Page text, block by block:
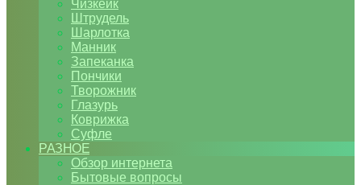
Чизкейк
Штрудель
Шарлотка
Манник
Запеканка
Пончики
Творожник
Глазурь
Коврижка
Суфле
РАЗНОЕ
Обзор интернета
Бытовые вопросы